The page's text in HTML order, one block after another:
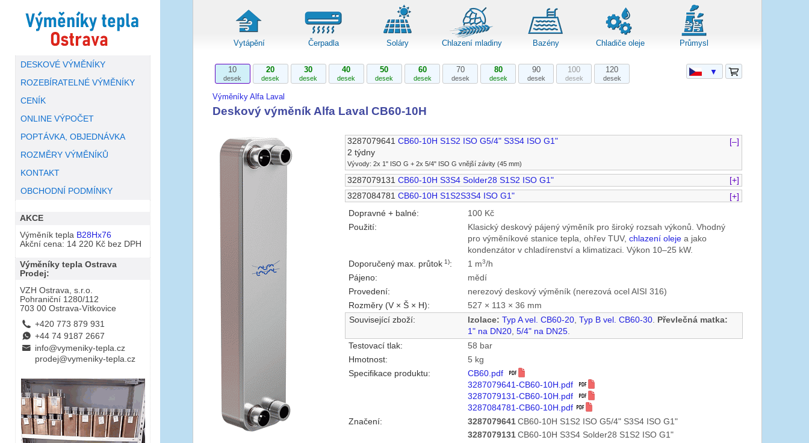
DESKOVÉ VÝMĚNÍKY
ROZEBÍRATELNÉ VÝMĚNÍKY
CENÍK
ONLINE VÝPOČET
POPTÁVKA, OBJEDNÁVKA
ROZMĚRY VÝMĚNÍKŮ
KONTAKT
OBCHODNÍ PODMÍNKY
AKCE
Výměník tepla B28Hx76
Akční cena: 14 220 Kč bez DPH
Výměníky tepla Ostrava
Prodej:
VZH Ostrava, s.r.o.
Pohraniční 1280/112
703 00 Ostrava-Vítkovice
L +420 773 879 931
E +44 74 9187 2667
B info@vymeniky-tepla.cz
prodej@vymeniky-tepla.cz
Vytápění Čerpadla Soláry Chlazení mladiny Bazény Chladiče oleje Průmysl
10
desek
20
desek
30
desek
40
desek
50
desek
60
desek
70
desek
80
desek
90
desek
100
desek
120
desek
Výměníky Alfa Laval
Deskový výměník Alfa Laval CB60-10H
3287079641 CB60-10H S1S2 ISO G5/4" S3S4 ISO G1"
[–]
2 týdny
Vývody: 2x 1" ISO G + 2x 5/4" ISO G vnější závity (45 mm)
3287079131 CB60-10H S3S4 Solder28 S1S2 ISO G1"
[+]
3287084781 CB60-10H S1S2S3S4 ISO G1"
[+]
Dopravné + balné:
100 Kč
Použití:
Klasický deskový pájený výměník pro široký rozsah výkonů. Vhodný
pro výměníkové stanice tepla, ohřev TUV,chlazení oleje a jako
kondenzátor v chladírenství a klimatizaci. Výkon 10–25 kW.
Doporučený max. průtok 1): 1 m3/h
Pájeno:
mědí
Provedení:
nerezový deskový výměník (nerezová ocel AISI 316)
Rozměry (V × Š × H):
527 × 113 × 36 mm
Související zboží:
Izolace: Typ A vel. CB60-20,Typ B vel. CB60-30. Převlečná matka:
1" na DN20,5/4" na DN25.
Testovací tlak:
58 bar
Hmotnost:
5 kg
Specifikace produktu:
CB60.pdf
3287079641-CB60-10H.pdf
3287079131-CB60-10H.pdf
3287084781-CB60-10H.pdf
Značení:
3287079641 CB60-10H S1S2 ISO G5/4" S3S4 ISO G1"
3287079131 CB60-10H S3S4 Solder28 S1S2 ISO G1"
▼